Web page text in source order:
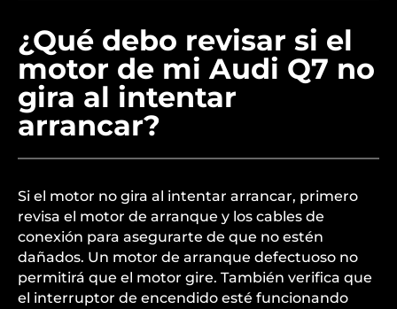
¿Qué debo revisar si el
motor de mi Audi Q7 no
gira al intentar
arrancar?
Si el motor no gira al intentar arrancar, primero
revisa el motor de arranque y los cables de
conexión para asegurarte de que no estén
dañados. Un motor de arranque defectuoso no
permitirá que el motor gire. También verifica que
el interruptor de encendido esté funcionando